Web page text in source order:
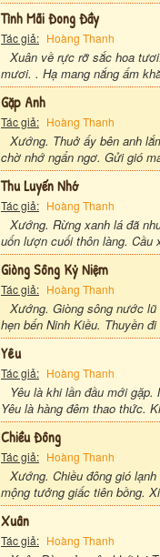
Tình Mãi Đong Đầy
Tác giả: Hoàng Thanh
Xuân về rực rỡ sắc hoa
mươi. . Hạ mang nắng ấm
Gặp Anh
Tác giả: Hoàng Thanh
Xướng. Thuở ấy bên anh
chờ nhớ ngẩn ngơ. Gửi gió
Thu Luyến Nhớ
Tác giả: Hoàng Thanh
Xướng. Rừng xanh lá đã
uốn lượn cuối thôn làng.
Giòng Sông Kỷ Niệm
Tác giả: Hoàng Thanh
Xướng. Giòng sông nước
hẹn bến Ninh Kiều. Thuyền
Yêu
Tác giả: Hoàng Thanh
Yêu là khi lần đầu mới
Yêu là hàng đêm thao thức.
Chiều Đông
Tác giả: Hoàng Thanh
Xướng. Chiều đông gió
mộng tưởng giấc tiên bồng.
Xuân
Tác giả: Hoàng Thanh